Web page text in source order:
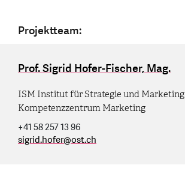
Projektteam:
Prof. Sigrid Hofer-Fischer, Mag.
ISM Institut für Strategie und Marketing
Kompetenzzentrum Marketing
+41 58 257 13 96
sigrid.hofer@ost.ch